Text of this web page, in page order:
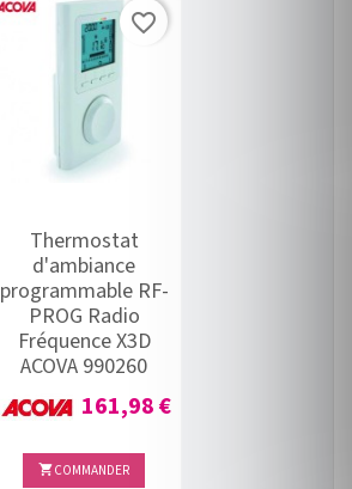
Thermostat
d'ambiance
programmable RF-
PROG Radio
Fréquence X3D
ACOVA 990260
Prix
161,98 €
COMMANDER
favorite_border